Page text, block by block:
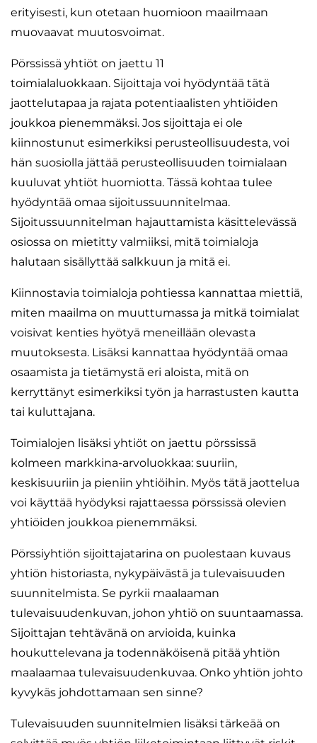
erityisesti, kun otetaan huomioon maailmaan
muovaavat muutosvoimat.
Pörssissä yhtiöt on jaettu 11
toimialaluokkaan. Sijoittaja voi hyödyntää tätä
jaottelutapaa ja rajata potentiaalisten yhtiöiden
joukkoa pienemmäksi. Jos sijoittaja ei ole
kiinnostunut esimerkiksi perusteollisuudesta, voi
hän suosiolla jättää perusteollisuuden toimialaan
kuuluvat yhtiöt huomiotta. Tässä kohtaa tulee
hyödyntää omaa sijoitussuunnitelmaa.
Sijoitussuunnitelman hajauttamista käsittelevässä
osiossa on mietitty valmiiksi, mitä toimialoja
halutaan sisällyttää salkkuun ja mitä ei.
Kiinnostavia toimialoja pohtiessa kannattaa miettiä,
miten maailma on muuttumassa ja mitkä toimialat
voisivat kenties hyötyä meneillään olevasta
muutoksesta. Lisäksi kannattaa hyödyntää omaa
osaamista ja tietämystä eri aloista, mitä on
kerryttänyt esimerkiksi työn ja harrastusten kautta
tai kuluttajana.
Toimialojen lisäksi yhtiöt on jaettu pörssissä
kolmeen markkina-arvoluokkaa: suuriin,
keskisuuriin ja pieniin yhtiöihin. Myös tätä jaottelua
voi käyttää hyödyksi rajattaessa pörssissä olevien
yhtiöiden joukkoa pienemmäksi.
Pörssiyhtiön sijoittajatarina on puolestaan kuvaus
yhtiön historiasta, nykypäivästä ja tulevaisuuden
suunnitelmista. Se pyrkii maalaaman
tulevaisuudenkuvan, johon yhtiö on suuntaamassa.
Sijoittajan tehtävänä on arvioida, kuinka
houkuttelevana ja todennäköisenä pitää yhtiön
maalaamaa tulevaisuudenkuvaa. Onko yhtiön johto
kyvykäs johdottamaan sen sinne?
Tulevaisuuden suunnitelmien lisäksi tärkeää on